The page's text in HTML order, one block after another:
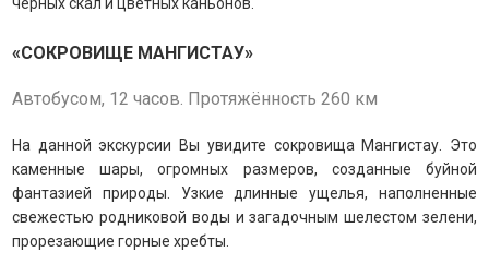
черных скал и цветных каньонов.
«СОКРОВИЩЕ МАНГИСТАУ»
Автобусом, 12 часов. Протяжённость 260 км
На данной экскурсии Вы увидите сокровища Мангистау. Это
каменные шары, огромных размеров, созданные буйной
фантазией природы. Узкие длинные ущелья, наполненные
свежестью родниковой воды и загадочным шелестом зелени,
прорезающие горные хребты.